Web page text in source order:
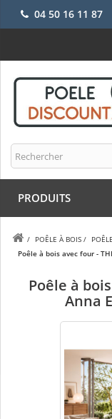
04 50 16 11 87
PRODUITS
/ POÊLE À BOIS /
Poêle à bois avec four -
Poêle à
Anna